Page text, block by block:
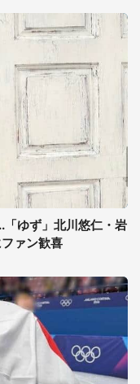
ゆず」北川悠仁・岩
ァン歓喜